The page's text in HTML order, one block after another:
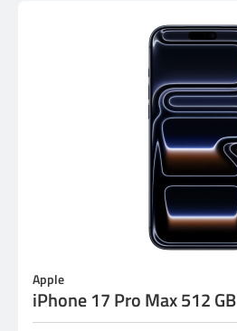
Apple
iPhone 17 Pro Max 512 GB